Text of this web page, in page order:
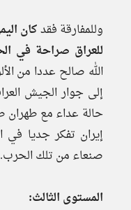
وللمفارقة فقدكان
للعراق صراحة في
الله صالح عددا من
إلى جوار الجيش
حالة عداء مع
إيران تفكر جديا
صنعاء من تلك الحرب.
المستوى الثالث: